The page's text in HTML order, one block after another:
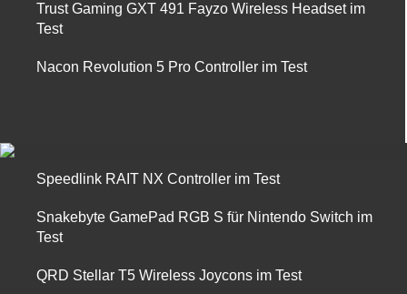
Trust Gaming GXT 491 Fayzo Wireless Headset im
Test
Nacon Revolution 5 Pro Controller im Test
Speedlink RAIT NX Controller im Test
Snakebyte GamePad RGB S für Nintendo Switch im
Test
QRD Stellar T5 Wireless Joycons im Test